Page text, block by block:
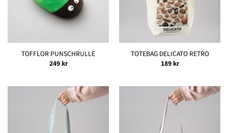
TOFFLOR PUNSCHRULLE
249kr
TOTEBAG DELICATO RETRO
189kr